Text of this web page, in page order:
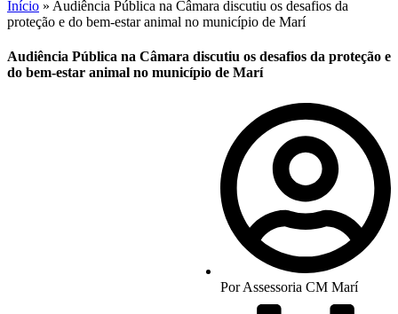
Início » Audiência Pública na Câmara discutiu os desafios da
proteção e do bem-estar animal no município de Marí
Audiência Pública na Câmara discutiu os desafios da proteção e
do bem-estar animal no município de Marí
PorAssessoria CM Marí